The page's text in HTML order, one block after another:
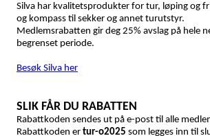
Silva har kvalitetsprodukter for tur, løping og
og kompass til sekker og annet turutstyr.
Medlemsrabatten gir deg 25% avslag på hele
begrenset periode.
Besøk Silva her
SLIK FÅR DU RABATTEN
Rabattkoden sendes ut på e-post til alle
Rabattkoden er tur-o2025 som legges inn til